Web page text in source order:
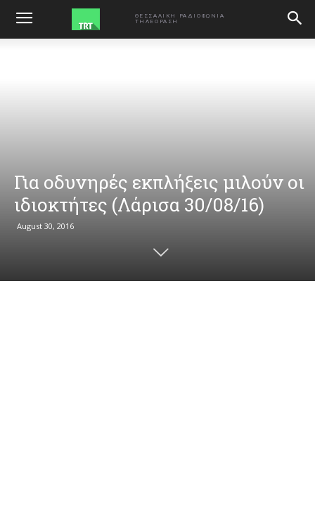
ΘΕΣΣΑΛΙΚΗ ΡΑΔΙΟΦΩΝΙΑ
ΤΗΛΕΟΡΑΣΗ
ΑΡΧΙΚΗ
Για οδυνηρές εκπλήξεις μιλούν οι
ιδιοκτήτες (Λάρισα 30/08/16)
August 30, 2016